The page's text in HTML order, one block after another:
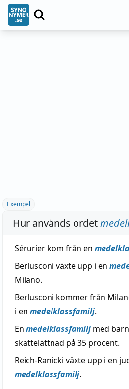
Exempel
Hur används ordet
Sérurier kom från en
Berlusconi växte upp i en
Milano.
Berlusconi kommer från
i en medelklassfamilj.
En medelklassfamilj med
skattelättnad på 35 procent.
Reich-Ranicki växte upp i en
medelklassfamilj.